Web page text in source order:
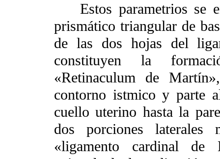
Estos parametrios se
prismático triangular de
de las dos hojas del
constituyen la
«Retinaculum de
contorno istmico y parte
cuello uterino hasta la
dos porciones laterales
«ligamento cardinal de